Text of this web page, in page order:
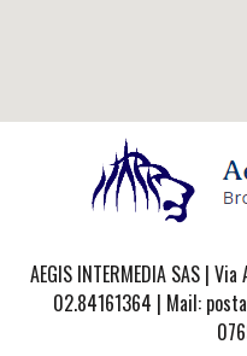
AEGIS INTERMEDIA SAS |
02.84161364 | Mail: